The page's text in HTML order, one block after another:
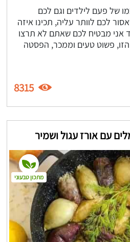
של פעם לילדים וגם לכם
לכם לוותר עליה, תכינו איזה
אני מבטיח לכם שאתם לא תרצו
פשוט טעים וממכר, הפסטה
8315
עם אורז עגול ושמיר
מתכון טבעוני